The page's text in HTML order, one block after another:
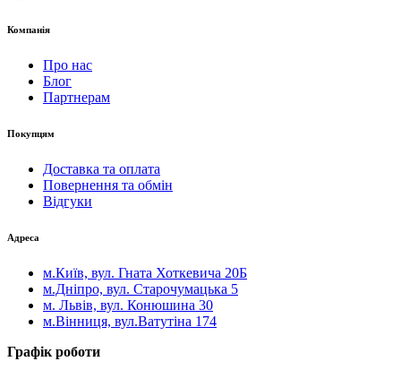
Компанія
Про нас
Блог
Партнерам
Покупцям
Доставка та оплата
Повернення та обмін
Відгуки
Адреса
м.Київ, вул. Гната Хоткевича 20Б
м.Дніпро, вул. Старочумацька 5
м. Львів, вул. Конюшина 30
м.Вінниця, вул.Ватутіна 174
Графік роботи